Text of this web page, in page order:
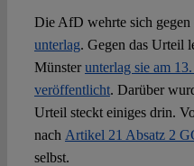
Die AfD wehrte sich
unterlag. Gegen das Urteil
Münsterunterlag sie am
veröffentlicht. Darüber
Urteil steckt einiges drin.
nach Artikel 21 Absatz 2
selbst.